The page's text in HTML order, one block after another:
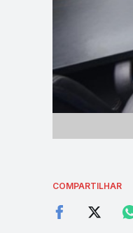
COMPARTILHAR